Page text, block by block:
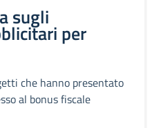
sugli
per
che hanno presentato
al bonus fiscale